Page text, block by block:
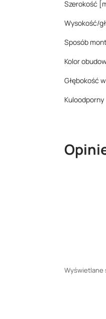
Szerokość
Wysokość/
Sposób
Kolor
Głębokość
Kuloodporny
Wyświetlane